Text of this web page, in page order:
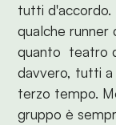
tutti
qualche runner
quanto teatro
davvero, tutti
terzo tempo.
gruppo è